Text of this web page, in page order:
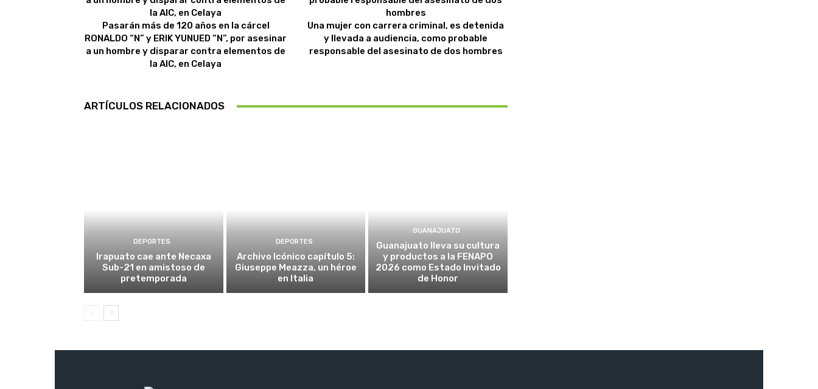
Pasarán más de 120 años en la cárcel
RONALDO “N” y ERIK YUNUED “N”, por asesinar
a un hombre y disparar contra elementos de
la AIC, en Celaya
Una mujer con carrera criminal, es detenida
y llevada a audiencia, como probable
responsable del asesinato de dos hombres
ARTÍCULOS RELACIONADOS
DEPORTES
Irapuato cae ante Necaxa
Sub-21 en amistoso de
pretemporada
DEPORTES
Archivo Icónico capítulo 5:
Giuseppe Meazza, un héroe
en Italia
GUANAJUATO
Guanajuato lleva su cultura
y productos a la FENAPO
2026 como Estado Invitado
de Honor